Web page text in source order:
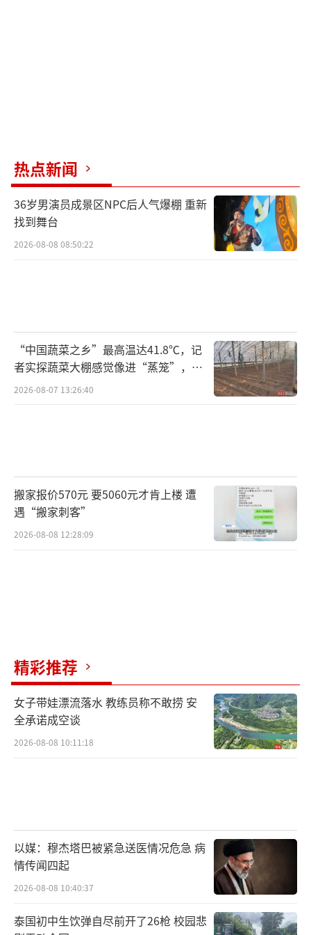
热点新闻
36岁男演员成景区NPC后人气爆棚 重新
找到舞台
2026-08-08 08:50:22
“中国蔬菜之乡”最高温达41.8℃，记
者实探蔬菜大棚感觉像进“蒸笼”，有
村民称只能凌晨两点起来干活
2026-08-07 13:26:40
搬家报价570元 要5060元才肯上楼 遭
遇“搬家刺客”
2026-08-08 12:28:09
精彩推荐
女子带娃漂流落水 教练员称不敢捞 安
全承诺成空谈
2026-08-08 10:11:18
以媒：穆杰塔巴被紧急送医情况危急 病
情传闻四起
2026-08-08 10:40:37
泰国初中生饮弹自尽前开了26枪 校园悲